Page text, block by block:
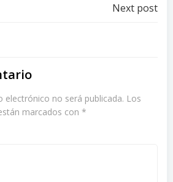
Next post
electrónico no será publicada. Los
marcados con *